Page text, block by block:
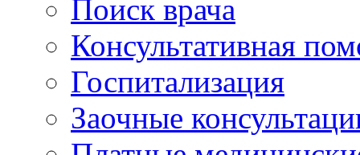
Поиск врача
Консультативная
Госпитализация
Заочные